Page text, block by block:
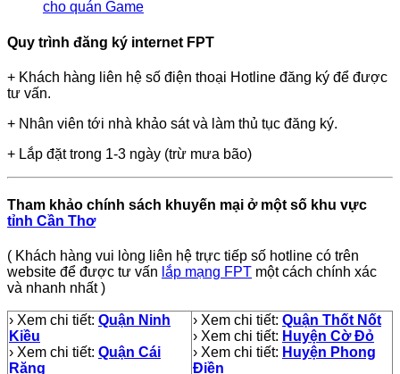
cho quán Game
Quy trình đăng ký internet FPT
+ Khách hàng liên hệ số điện thoại Hotline đăng ký để được
tư vấn.
+ Nhân viên tới nhà khảo sát và làm thủ tục đăng ký.
+ Lắp đặt trong 1-3 ngày (trừ mưa bão)
Tham khảo chính sách khuyến mại ở một số khu vực
tỉnh Cần Thơ
( Khách hàng vui lòng liên hệ trực tiếp số hotline có trên
website để được tư vấn lắp mạng FPT một cách chính xác
và nhanh nhất )
› Xem chi tiết: Quận Ninh
Kiều
› Xem chi tiết: Quận Cái
Răng
› Xem chi tiết: Quận Thốt Nốt
› Xem chi tiết: Huyện Cờ Đỏ
› Xem chi tiết: Huyện Phong
Điền